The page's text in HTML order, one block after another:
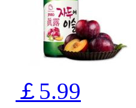
￡5.99